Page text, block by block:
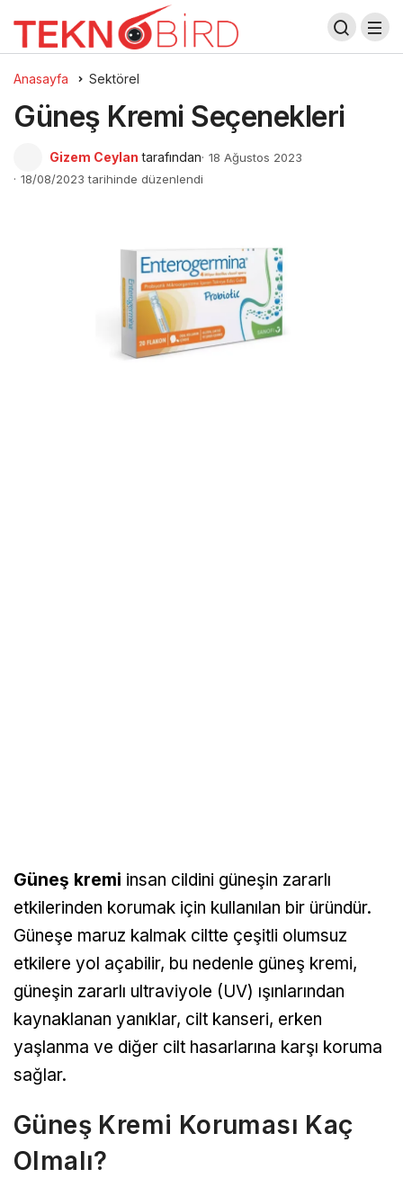
Anasayfa Sektörel
Güneş Kremi Seçenekleri
Gizem Ceylan tarafından 18 Ağustos 2023
18/08/2023 tarihinde düzenlendi
Güneş kremi insan cildini güneşin zararlı
etkilerinden korumak için kullanılan bir üründür.
Güneşe maruz kalmak ciltte çeşitli olumsuz
etkilere yol açabilir, bu nedenle güneş kremi,
güneşin zararlı ultraviyole (UV) ışınlarından
kaynaklanan yanıklar, cilt kanseri, erken
yaşlanma ve diğer cilt hasarlarına karşı koruma
sağlar.
Güneş Kremi Koruması Kaç
Olmalı?